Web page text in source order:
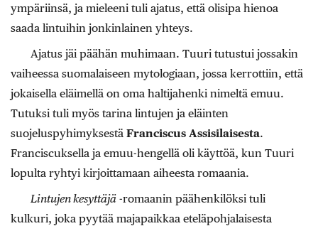
ympäriinsä, ja mieleeni tuli ajatus, että olisipa hienoa
saada lintuihin jonkinlainen yhteys.
Ajatus jäi päähän muhimaan. Tuuri tutustui jossakin
vaiheessa suomalaiseen mytologiaan, jossa kerrottiin, että
jokaisella eläimellä on oma haltijahenki nimeltä emuu.
Tutuksi tuli myös tarina lintujen ja eläinten
suojeluspyhimyksestä Franciscus Assisilaisesta.
Franciscuksella ja emuu-hengellä oli käyttöä, kun Tuuri
lopulta ryhtyi kirjoittamaan aiheesta romaania.
Lintujen kesyttäjä -romaanin päähenkilöksi tuli
kulkuri, joka pyytää majapaikkaa eteläpohjalaisesta